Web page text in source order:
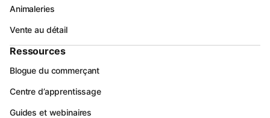
Animaleries
Vente au détail
Ressources
Blogue du commerçant
Centre d’apprentissage
Guides et webinaires